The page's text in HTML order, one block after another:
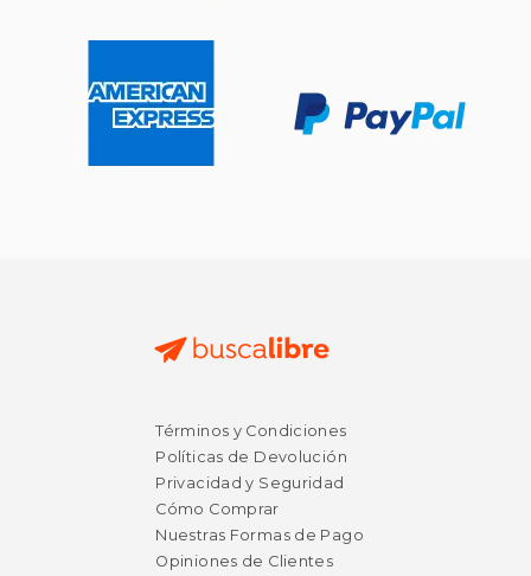
Términos y Condiciones
Políticas de Devolución
Privacidad y Seguridad
Cómo Comprar
Nuestras Formas de Pago
Opiniones de Clientes